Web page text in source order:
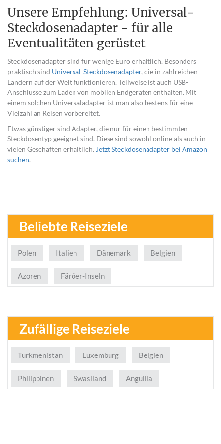
Unsere Empfehlung: Universal-
Steckdosenadapter - für alle
Eventualitäten gerüstet
Steckdosenadapter sind für wenige Euro erhältlich. Besonders
praktisch sind Universal-Steckdosenadapter, die in zahlreichen
Ländern auf der Welt funktionieren. Teilweise ist auch USB-
Anschlüsse zum Laden von mobilen Endgeräten enthalten. Mit
einem solchen Universaladapter ist man also bestens für eine
Vielzahl an Reisen vorbereitet.
Etwas günstiger sind Adapter, die nur für einen bestimmten
Steckdosentyp geeignet sind. Diese sind sowohl online als auch in
vielen Geschäften erhältlich. Jetzt Steckdosenadapter bei Amazon
suchen.
Beliebte Reiseziele
Polen Italien Dänemark Belgien
Azoren Färöer-Inseln
Zufällige Reiseziele
Turkmenistan Luxemburg Belgien
Philippinen Swasiland Anguilla